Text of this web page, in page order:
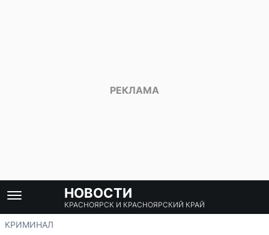
НОВОСТИ
КРАСНОЯРСК И КРАСНОЯРСКИЙ КРАЙ
КРИМИНАЛ